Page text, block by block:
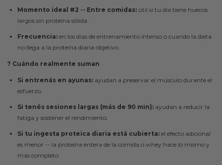
Momento ideal #2 -- Entre comidas: útil si tu día tiene huecos
largos sin proteína sólida.
Frecuencia: en los días de entrenamiento intenso o cuando la dieta
no llega a la proteína diaria objetivo.
? Cuándo realmente suman
Si entrenás en ayunas: ayudan a preservar el músculo durante el
esfuerzo.
Si tenés sesiones largas (más de 90 min): ayudan a reducir la
fatiga y sostener el rendimiento.
Si tu ingesta proteica diaria está cubierta: el efecto adicional
es menor -- la proteína entera de la comida o whey hace lo mismo y
más completo.